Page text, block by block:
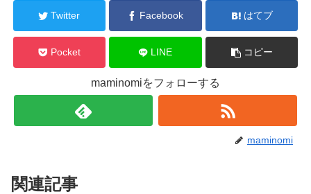
Twitter Facebook はてブ
Pocket LINE コピー
maminomiをフォローする
maminomi
関連記事